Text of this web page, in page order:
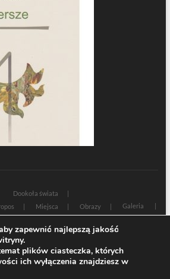
Dookoła świata
Miejsca Obrazy
Galeria
Zamyślenia
Teksty
WordPress | © Copyright All right reserved
zapewnić najlepszą jakość
plików ciasteczka, których
ich wyłączenia znajdziesz w